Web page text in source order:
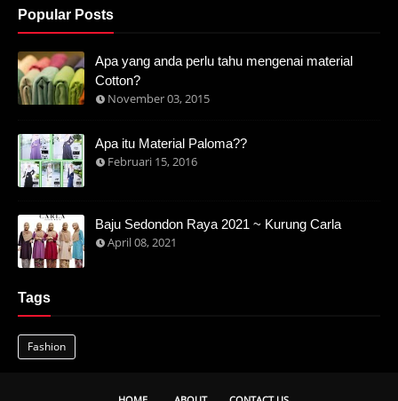
Popular Posts
Apa yang anda perlu tahu mengenai material
Cotton?
November 03, 2015
Apa itu Material Paloma??
Februari 15, 2016
Baju Sedondon Raya 2021 ~ Kurung Carla
April 08, 2021
Tags
Fashion